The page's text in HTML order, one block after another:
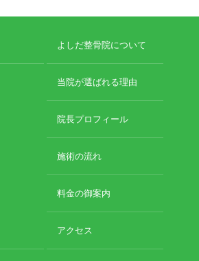
よしだ整骨院について
当院が選ばれる理由
院長プロフィール
施術の流れ
料金の御案内
アクセス